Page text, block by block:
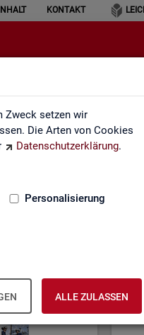
Zweck setzen wir
Die Arten von Cookies
Datenschutzerklärung.
Personalisierung
ALLE ZULASSEN
INHALT KONTAKT